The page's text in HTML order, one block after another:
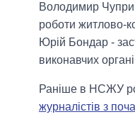
Володимир
роботи житлово-
Юрій Бондар -
виконавчих
Раніше в НСЖУ
журналістів з